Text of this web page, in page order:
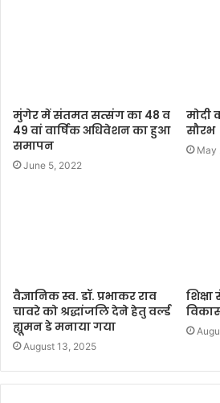
मुंगेर में संतमत सत्संग का 48 व
49 वां वार्षिक अधिवेशन का हुआ
समापन
June 5, 2022
मोदी
सौरभ
May
वैज्ञानिक स्व. डॉ. प्रभाकर राव
चावरे को श्रद्धांजलि देने हेतु वर्ल्ड
ह्यूमन डे मनाया गया
August 13, 2025